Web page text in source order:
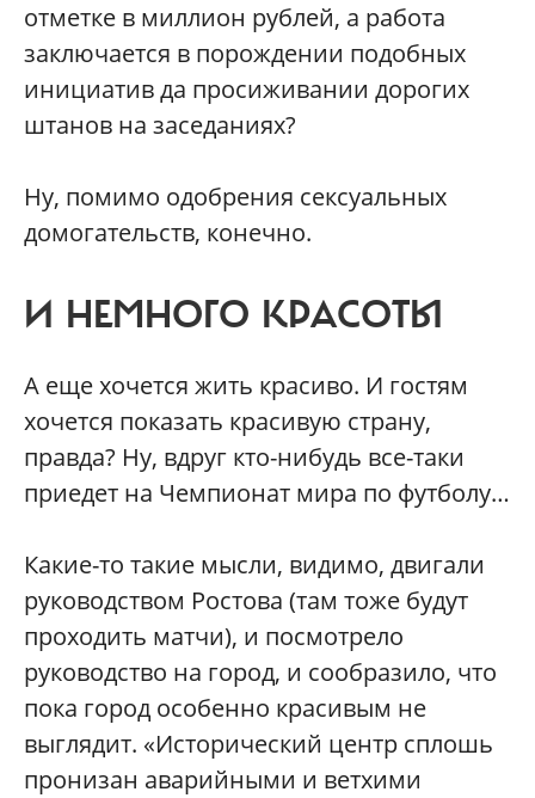
отметке в миллион рублей, а работа
заключается в порождении подобных
инициатив да просиживании дорогих
штанов на заседаниях?
Ну, помимо одобрения сексуальных
домогательств, конечно.
И НЕМНОГО КРАСОТЫ
А еще хочется жить красиво. И гостям
хочется показать красивую страну,
правда? Ну, вдруг кто-нибудь все-таки
приедет на Чемпионат мира по футболу…
Какие-то такие мысли, видимо, двигали
руководством Ростова (там тоже будут
проходить матчи), и посмотрело
руководство на город, и сообразило, что
пока город особенно красивым не
выглядит. «Исторический центр сплошь
пронизан аварийными и ветхими